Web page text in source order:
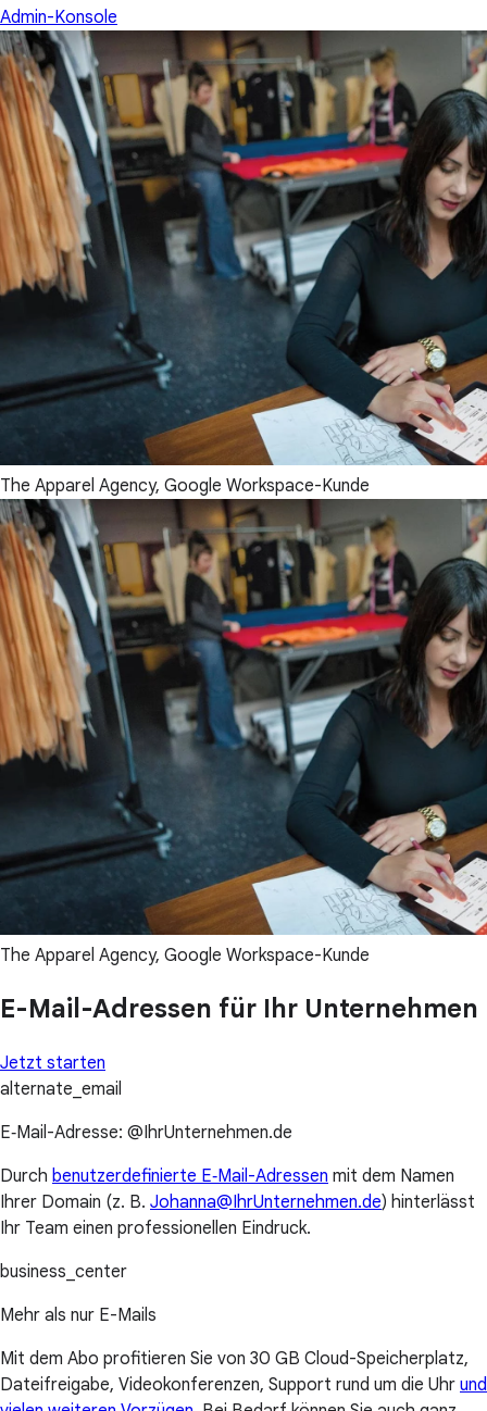
Admin-Konsole
The Apparel Agency, Google Workspace-Kunde
The Apparel Agency, Google Workspace-Kunde
E-Mail-Adressen für Ihr Unternehmen
Jetzt starten
alternate_email
E‑Mail-Adresse: @IhrUnternehmen.de
Durch benutzerdefinierte E‑Mail-Adressen mit dem Namen
Ihrer Domain (z. B. Johanna@IhrUnternehmen.de) hinterlässt
Ihr Team einen professionellen Eindruck.
business_center
Mehr als nur E-Mails
Mit dem Abo profitieren Sie von 30 GB Cloud-Speicherplatz,
Dateifreigabe, Videokonferenzen, Support rund um die Uhr und